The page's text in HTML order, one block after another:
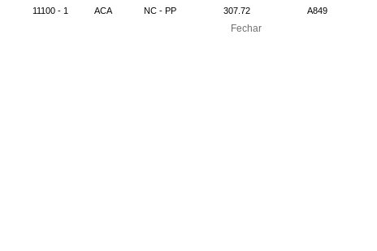
11100 - 1 ACA NC - PP 307.72 A849
Fechar